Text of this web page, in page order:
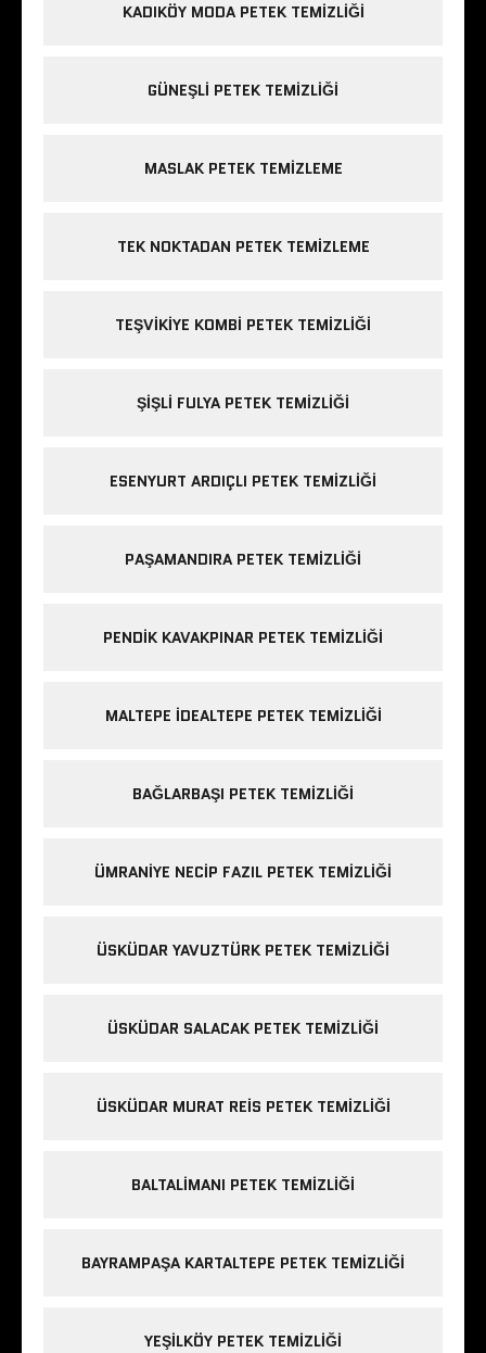
KADIKÖY MODA PETEK TEMIZLIĞI
GÜNEŞLI PETEK TEMIZLIĞI
MASLAK PETEK TEMIZLEME
TEK NOKTADAN PETEK TEMIZLEME
TEŞVIKIYE KOMBI PETEK TEMIZLIĞI
ŞIŞLI FULYA PETEK TEMIZLIĞI
ESENYURT ARDIÇLI PETEK TEMIZLIĞI
PAŞAMANDIRA PETEK TEMIZLIĞI
PENDIK KAVAKPINAR PETEK TEMIZLIĞI
MALTEPE IDEALTEPE PETEK TEMIZLIĞI
BAĞLARBAŞI PETEK TEMIZLIĞI
ÜMRANIYE NECIP FAZIL PETEK TEMIZLIĞI
ÜSKÜDAR YAVUZTÜRK PETEK TEMIZLIĞI
ÜSKÜDAR SALACAK PETEK TEMIZLIĞI
ÜSKÜDAR MURAT REIS PETEK TEMIZLIĞI
BALTALIMANI PETEK TEMIZLIĞI
BAYRAMPAŞA KARTALTEPE PETEK TEMIZLIĞI
YEŞILKÖY PETEK TEMIZLIĞI